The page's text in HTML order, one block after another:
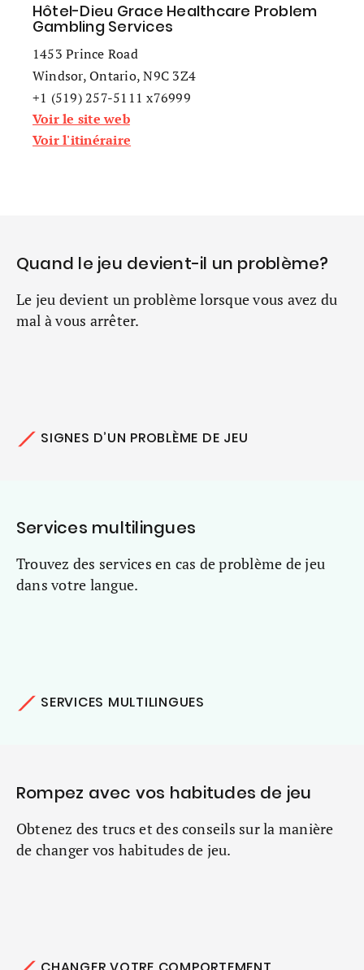
Hôtel-Dieu Grace Healthcare Problem
Gambling Services
1453 Prince Road
Windsor, Ontario, N9C 3Z4
+1 (519) 257-5111 x76999
Voir le site web
Voir l'itinéraire
Quand le jeu devient-il un problème?
Le jeu devient un problème lorsque vous avez du
mal à vous arrêter.
SIGNES D’UN PROBLÈME DE JEU
Services multilingues
Trouvez des services en cas de problème de jeu
dans votre langue.
SERVICES MULTILINGUES
Rompez avec vos habitudes de jeu
Obtenez des trucs et des conseils sur la manière
de changer vos habitudes de jeu.